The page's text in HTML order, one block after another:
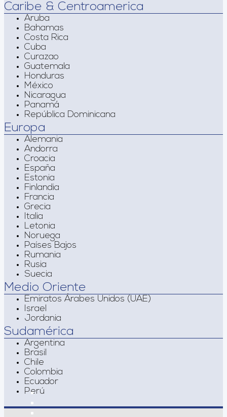
Caribe & Centroamerica
Aruba
Bahamas
Costa Rica
Cuba
Curazao
Guatemala
Honduras
México
Nicaragua
Panamá
República Dominicana
Europa
Alemania
Andorra
Croacia
España
Estonia
Finlandia
Francia
Grecia
Italia
Letonia
Noruega
Países Bajos
Rumania
Rusia
Suecia
Medio Oriente
Emiratos Árabes Unidos (UAE)
Israel
Jordania
Sudamérica
Argentina
Brasil
Chile
Colombia
Ecuador
Perú